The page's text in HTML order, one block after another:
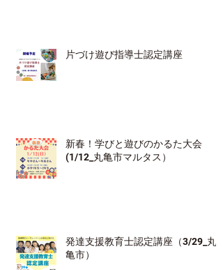
片づけ遊び指導士認定講座
新春！学びと遊びのかるた大会
(1/12_丸亀市マルタス）
発達支援教育士認定講座（3/29_丸
亀市）